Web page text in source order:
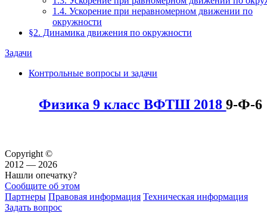
1.4. Ускорение при неравномерном движении по
окружности
§2. Динамика движения по окружности
Задачи
Контрольные вопросы и задачи
Физика 9 класс ВФТШ 20189-Ф-6
Copyright ©
2012 — 2026
Нашли опечатку?
Сообщите об этом
Партнеры Правовая информация Техническая информация
Задать вопрос